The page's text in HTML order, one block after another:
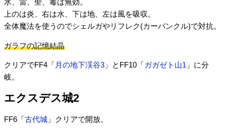
氷、雷、聖、毒は無効。
上のは炎、右は水、下は地、左は風を吸収。
全体魔法を使うのでシェルガやリフレク(カーバンクル)で対抗。
ガラフの記憶結晶
クリアでFF4「 月の地下渓谷3 」とFF10「 ガガゼト山1 」に分
岐。
エクスデス城2
FF6「 古代城 」クリアで開放。